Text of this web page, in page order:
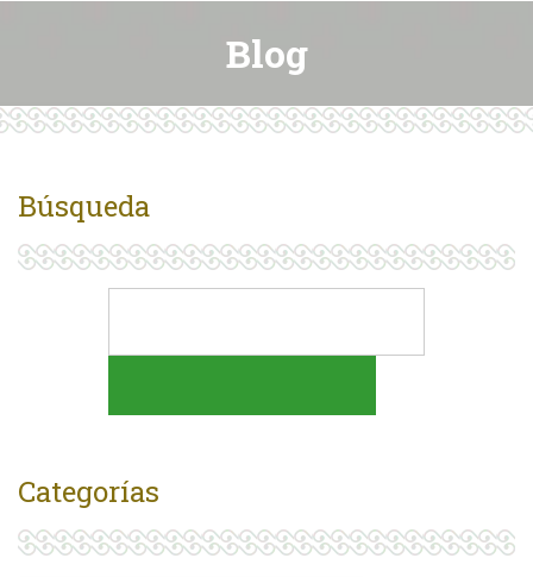
Blog
Búsqueda
Categorías